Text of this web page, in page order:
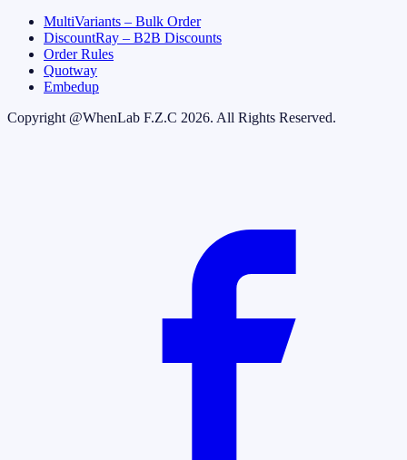
MultiVariants – Bulk Order
DiscountRay – B2B Discounts
Order Rules
Quotway
Embedup
Copyright @WhenLab F.Z.C 2026. All Rights Reserved.